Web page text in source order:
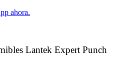
ahora.
Lantek Expert Punch